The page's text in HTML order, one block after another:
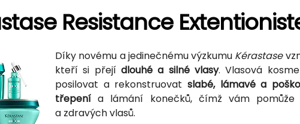
Resistance
Díky novému a jedinečnému výzkumu Kérastase
kteří si přejí dlouhé a silné vlasy. Vlasová
posilovat a rekonstruovatslabé, lámavé a
třepení a lámání konečků, čímž vám
a zdravých vlasů.